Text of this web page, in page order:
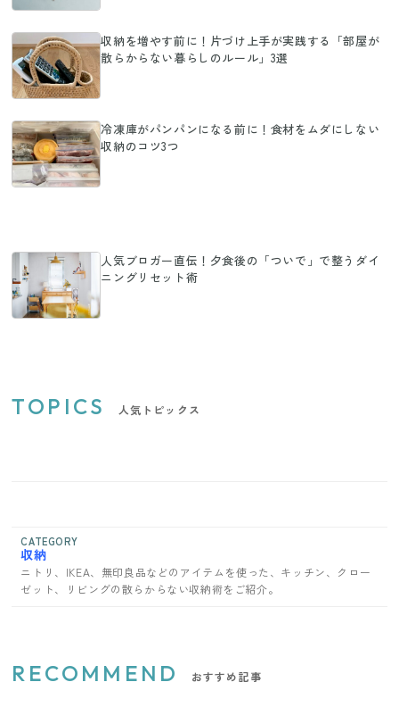
収納を増やす前に！片づけ上手が実践する「部屋が
散らからない暮らしのルール」3選
冷凍庫がパンパンになる前に！食材をムダにしない
収納のコツ3つ
人気ブロガー直伝！夕食後の「ついで」で整うダイ
ニングリセット術
TOPICS 人気トピックス
CATEGORY
収納
ニトリ、IKEA、無印良品などのアイテムを使った、キッチン、クロー
ゼット、リビングの散らからない収納術をご紹介。
RECOMMEND おすすめ記事